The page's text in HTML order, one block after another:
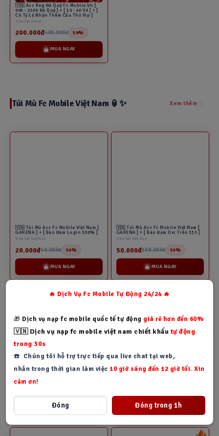
🇻🇳 Acc Reg Đá Quý Fc Mobile Vn [
90k - 250k Đá Quý ] + [ 10 - 40 Vé ] + [
Có Tỷ Lệ Nhận Thêm Cầu Thủ Vip ]
Còn lại 0 Acc
200.000đ400.000đ 50%
MUA NGAY
Túi Mù Fc Mobile Việt Nam 🏮✨ Xem thêm
MUA NGAY
🇻🇳 Tùi Mù Acc Fc Mobile Việt Nam [
GARENA ] + [ Bảo Đảm Ovr Trên 115 ]
Còn lại 184 Acc
50.000đ100.000đ 50%
MUA NGAY
🎊 Túi Mù Fc Mobile 30k
Còn lại 0 Acc
30.000đ
MUA NGAY
45.000đ
MUA NGAY
🔥 Dịch Vụ Fc Mobile Tự Động 24/24 🔥
🎁 Dịch vụ nạp fc mobile quốc tế tự động giá rẻ hơn đến 60%
🇻🇳 Dịch vụ nạp fc mobile việt nam chiết khấutự động
trong 30s
☎️ Chúng tôi hỗ trợ trực tiếp qua live chat tại web,
nhắn trong thời gian làm việc 10 giờ sáng đến 12 giờ tối. Xin
cảm ơn!
Đóng Đóng trong 1h